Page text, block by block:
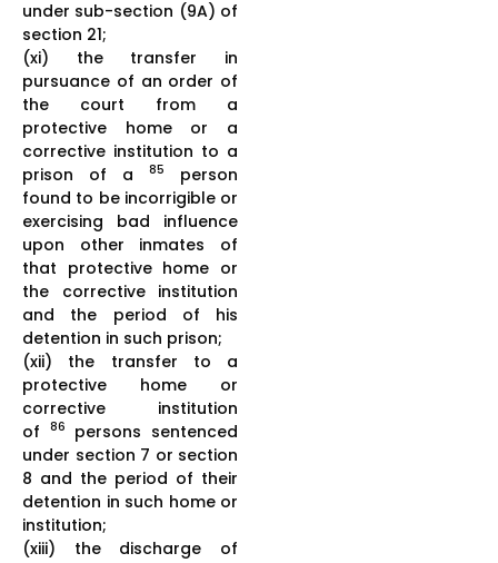
under sub-section (9A) of
section 21;
(xi) the transfer in
pursuance of an order of
the court from a
protective home or a
corrective institution to a
prison of a
85
person
found to be incorrigible or
exercising bad influence
upon other inmates of
that protective home or
the corrective institution
and the period of his
detention in such prison;
(xii) the transfer to a
protective home or
corrective institution
of
86
persons sentenced
under section 7 or section
8 and the period of their
detention in such home or
institution;
(xiii) the discharge of